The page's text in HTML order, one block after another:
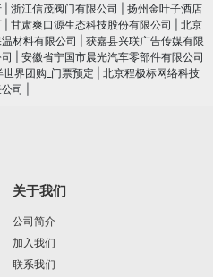
浙江信茂阀门有限公司
扬州金叶子酒店
甘肃爽口源生态科技股份有限公司
北京
材料有限公司
获嘉县兴联广告传媒有限
安徽省宁国市晨光汽车零部件有限公司
界团购_门票预定
北京程极标网络科技
司
关于我们
公司简介
加入我们
联系我们